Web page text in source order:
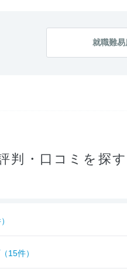
就職難
判・口コミを探す
15件）